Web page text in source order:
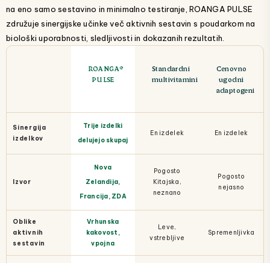
na eno samo sestavino in minimalno testiranje, ROANGA PULSE
združuje sinergijske učinke več aktivnih sestavin s poudarkom na
biološki uporabnosti, sledljivosti in dokazanih rezultatih.
ROANGA®
PULSE
Standardni
multivitamini
Cenovno
ugodni
adaptogeni
Sinergija
izdelkov
Trije izdelki
delujejo skupaj
En izdelek En izdelek
Izvor
Nova
Zelandija,
Francija, ZDA
Pogosto
Kitajska,
neznano
Pogosto
nejasno
Oblike
aktivnih
sestavin
Vrhunska
kakovost,
vpojna
Leve,
vstrebljive
Spremenljivka